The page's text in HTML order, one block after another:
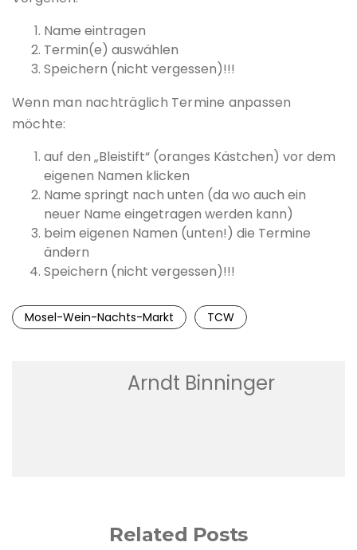
Name eintragen
Termin(e) auswählen
Speichern (nicht vergessen)!!!
Wenn man nachträglich Termine anpassen
möchte:
auf den „Bleistift“ (oranges Kästchen) vor dem
eigenen Namen klicken
Name springt nach unten (da wo auch ein
neuer Name eingetragen werden kann)
beim eigenen Namen (unten!) die Termine
ändern
Speichern (nicht vergessen)!!!
Mosel-Wein-Nachts-Markt TCW
Arndt Binninger
Related Posts